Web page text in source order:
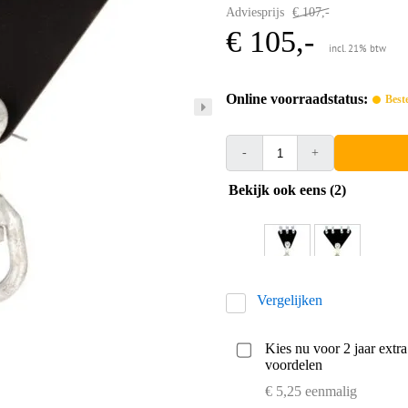
Adviesprijs € 107,-
€ 105,- incl. 21% btw
Online voorraadstatus:
- +
Bekijk ook eens (2)
Vergelijken
Kies nu voor 2 jaar
voordelen
€ 5,25 eenmalig